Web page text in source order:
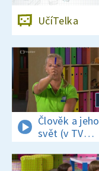
UčíTelka
Člověk a jeho
svět (v TV
nevysíláno)